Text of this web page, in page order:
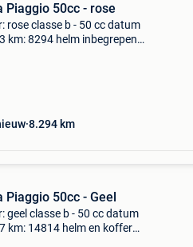
Piaggio 50cc - rose
rose classe b - 50 cc datum
km: 8294 helm inbegrepen
8.294 km
Piaggio 50cc - Geel
geel classe b - 50 cc datum
km: 14814 helm en koffer